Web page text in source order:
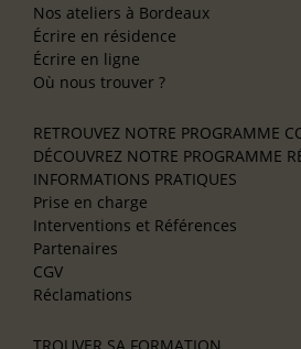
Nos ateliers à Bordeaux
Écrire en résidence
Écrire en ligne
Où nous trouver ?
RETROUVEZ NOTRE PROGRAMME
DÉCOUVREZ NOTRE PROGRAMME
INFORMATIONS PRATIQUES
Prise en charge
Interventions et Références
Partenaires
CGV
Réclamations